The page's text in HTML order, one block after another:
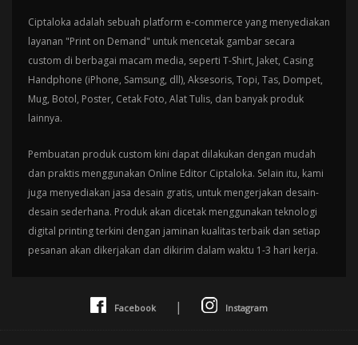
Ciptaloka adalah sebuah platform e-commerce yang menyediakan
layanan "Print on Demand" untuk mencetak gambar secara
custom di berbagai macam media, seperti T-Shirt, Jaket, Casing
Handphone (iPhone, Samsung, dll), Aksesoris, Topi, Tas, Dompet,
Mug, Botol, Poster, Cetak Foto, Alat Tulis, dan banyak produk
lainnya.
Pembuatan produk custom kini dapat dilakukan dengan mudah
dan praktis menggunakan Online Editor Ciptaloka. Selain itu, kami
juga menyediakan jasa desain gratis, untuk mengerjakan desain-
desain sederhana. Produk akan dicetak menggunakan teknologi
digital printing terkini dengan jaminan kualitas terbaik dan setiap
pesanan akan dikerjakan dan dikirim dalam waktu 1-3 hari kerja.
Facebook | Instagram